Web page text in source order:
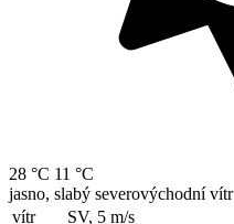
28 °C 11 °C
jasno, slabý severovýchodní vítr
vítr
SV, 5 m/s